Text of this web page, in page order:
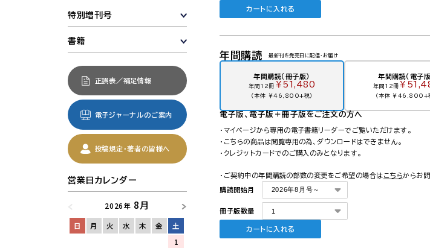
特別増刊号
書籍
正誤表／補足情報
電子ジャーナルのご案内
投稿規定・著者の皆様へ
営業日カレンダー
2026年 8月
日 月 火 水 木 金
土
1
カートに入れる
年間購読 最新刊を発売日に配信・お届け
年間購読（冊子版）
年間12冊 ￥51,480
（本体 ￥46,800+税）
年間購読（電子版
年間12冊 ￥
（本体 ￥46,800+
電子版 、電子版＋冊子版をご注文の方へ
・マイページから専用の電子書籍リーダーでご覧いただけます。
・こちらの商品は閲覧専用の為、ダウンロードはできません。
・クレジットカードでのご購入のみとなります。
・ご契約中の年間購読の部数の変更をご希望の場合はこちらからお
購読開始月
冊子版数量
カートに入れる